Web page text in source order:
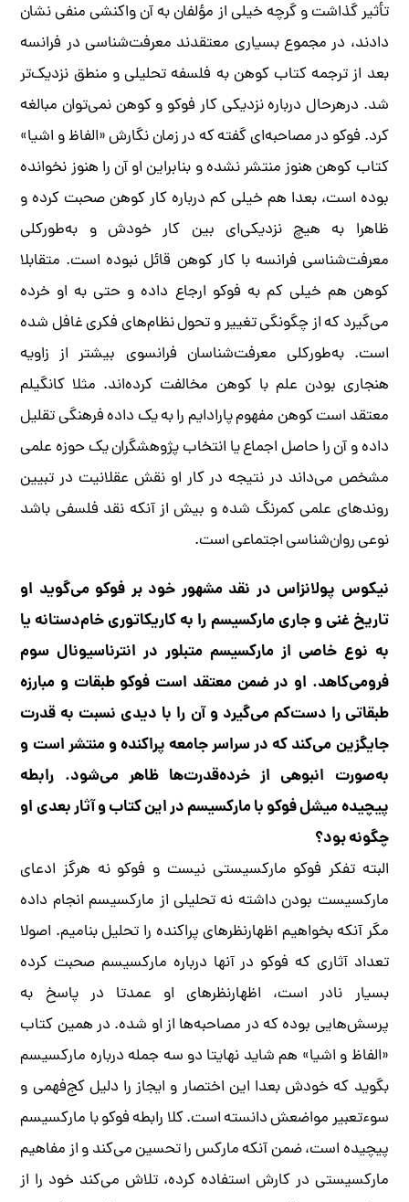
تأثیر گذاشت و گرچه خیلی از مؤلفان به آن واکنشی منفی نشان
دادند، در مجموع بسیاری معتقدند معرفت‌شناسی در فرانسه
بعد از ترجمه کتاب کوهن به فلسفه تحلیلی و منطق نزدیک‌تر
شد. درهرحال درباره نزدیکی کار فوکو و کوهن نمی‌توان مبالغه
کرد. فوکو در مصاحبه‌ای گفته که در زمان نگارش «الفاظ و اشیا»
کتاب کوهن هنوز منتشر نشده و بنابراین او آن را هنوز نخوانده
بوده است، بعدا هم خیلی کم درباره کار کوهن صحبت کرده و
ظاهرا به هیچ نزدیکی‌ای بین کار خودش و به‌طورکلی
معرفت‌شناسی فرانسه با کار کوهن قائل نبوده است. متقابلا
کوهن هم خیلی کم به فوکو ارجاع داده و حتی به او خرده
می‌گیرد که از چگونگی تغییر و تحول نظام‌های فکری غافل شده
است. به‌طورکلی معرفت‌شناسان فرانسوی بیشتر از زاویه
هنجاری بودن علم با کوهن مخالفت کرده‌اند. مثلا کانگیلم
معتقد است کوهن مفهوم پارادایم را به یک داده فرهنگی تقلیل
داده و آن را حاصل اجماع یا انتخاب پژوهشگران یک حوزه علمی
مشخص می‌داند در نتیجه در کار او نقش عقلانیت در تبیین
روندهای علمی کمرنگ شده و بیش از آنکه نقد فلسفی باشد
نوعی روان‌شناسی اجتماعی است.
نیکوس پولانزاس در نقد مشهور خود بر فوکو می‌گوید او
تاریخ غنی و جاری مارکسیسم را به کاریکاتوری خام‌دستانه یا
به نوع خاصی از مارکسیسم متبلور در انترناسیونال سوم
فرومی‌کاهد. او در ضمن معتقد است فوکو طبقات و مبارزه
طبقاتی را دست‌کم می‌گیرد و آن را با دیدی نسبت به قدرت
جایگزین می‌کند که در سراسر جامعه پراکنده و منتشر است و
به‌صورت انبوهی از خرده‌قدرت‌ها ظاهر می‌شود. رابطه
پیچیده میشل فوکو با مارکسیسم در این کتاب و آثار بعدی او
چگونه بود؟
البته تفکر فوکو مارکسیستی نیست و فوکو نه هرگز ادعای
مارکسیست بودن داشته نه تحلیلی از مارکسیسم انجام داده
مگر آنکه بخواهیم اظهارنظرهای پراکنده را تحلیل بنامیم. اصولا
تعداد آثاری که فوکو در آنها درباره مارکسیسم صحبت کرده
بسیار نادر است، اظهارنظرهای او عمدتا در پاسخ به
پرسش‌هایی بوده که در مصاحبه‌ها از او شده. در همین کتاب
«الفاظ و اشیا» هم شاید نهایتا دو سه جمله درباره مارکسیسم
بگوید که خودش بعدا این اختصار و ایجاز را دلیل کج‌فهمی و
سوءتعبیر مواضعش دانسته است. کلا رابطه فوکو با مارکسیسم
پیچیده است، ضمن آنکه مارکس را تحسین می‌کند و از مفاهیم
مارکسیستی در کارش استفاده کرده، تلاش می‌کند خود را از